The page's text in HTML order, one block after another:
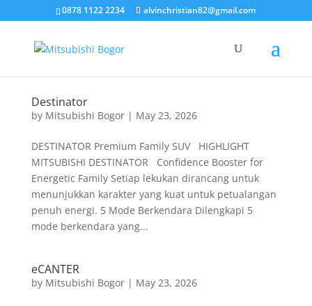
0878 1122 2234 alvinchristian82@gmail.com
Destinator
by Mitsubishi Bogor| May 23, 2026
DESTINATOR Premium Family SUV HIGHLIGHT
MITSUBISHI DESTINATOR Confidence Booster for
Energetic Family Setiap lekukan dirancang untuk
menunjukkan karakter yang kuat untuk petualangan
penuh energi. 5 Mode Berkendara Dilengkapi 5
mode berkendara yang...
eCANTER
by Mitsubishi Bogor| May 23, 2026